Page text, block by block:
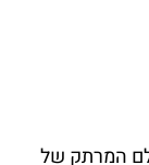
המרתק של